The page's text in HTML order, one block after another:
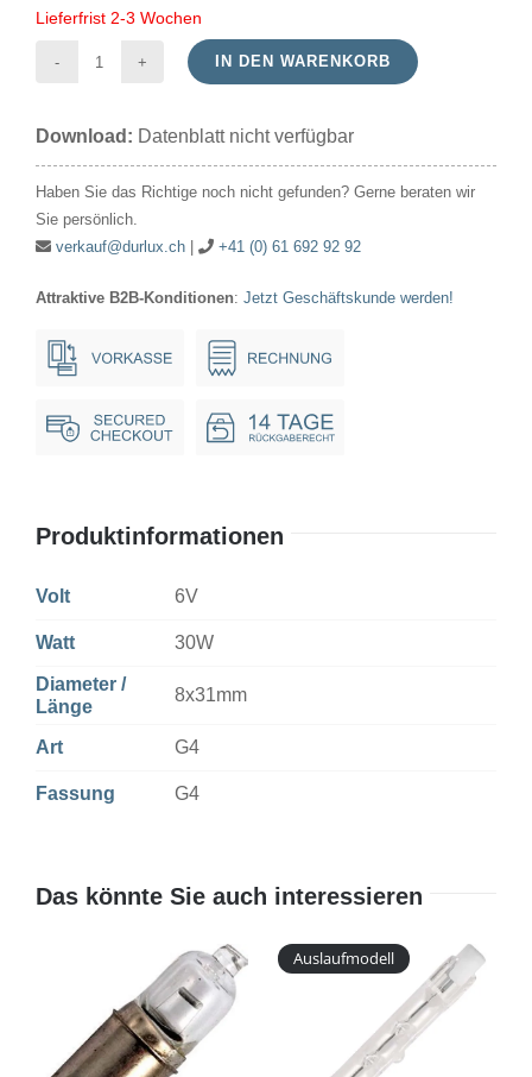
Lieferfrist 2-3 Wochen
30W
Menge
IN DEN WARENKORB
Download: Datenblatt nicht verfügbar
Haben Sie das Richtige noch nicht gefunden? Gerne beraten wir
Sie persönlich.
verkauf@durlux.ch| +41 (0) 61 692 92 92
Attraktive B2B-Konditionen: Jetzt Geschäftskunde werden!
Produktinformationen
Volt 6V
Watt 30W
Diameter /
Länge
8x31mm
Art G4
Fassung G4
Das könnte Sie auch interessieren
Auslaufmodell